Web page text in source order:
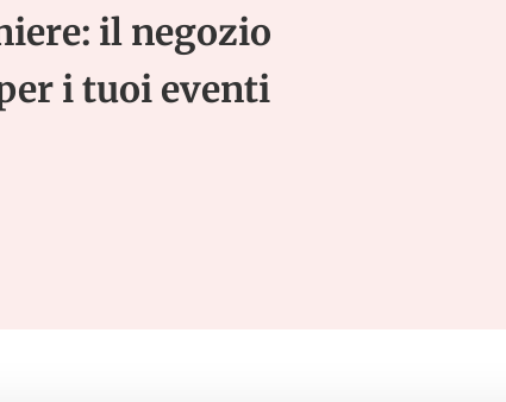
COMUNIONE
il negozio
i tuoi eventi